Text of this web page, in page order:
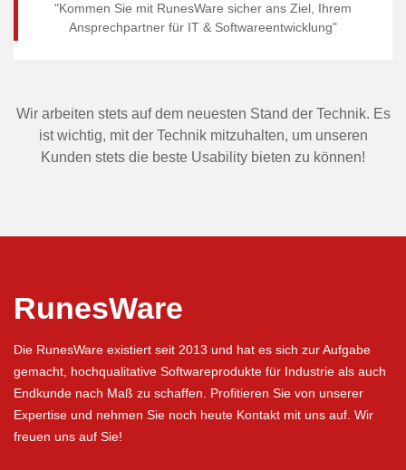
"Kommen Sie mit RunesWare sicher ans Ziel, Ihrem
Ansprechpartner für IT & Softwareentwicklung"
Wir arbeiten stets auf dem neuesten Stand der Technik. Es
ist wichtig, mit der Technik mitzuhalten, um unseren
Kunden stets die beste Usability bieten zu können!
RunesWare
Die RunesWare existiert seit 2013 und hat es sich zur Aufgabe
gemacht, hochqualitative Softwareprodukte für Industrie als auch
Endkunde nach Maß zu schaffen. Profitieren Sie von unserer
Expertise und nehmen Sie noch heute Kontakt mit uns auf. Wir
freuen uns auf Sie!